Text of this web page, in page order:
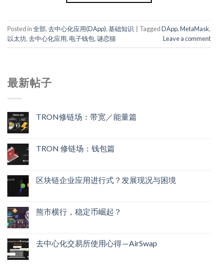
Posted in全部,去中心化应用(DApp),基础知识 TaggedDApp,MetaMask,
以太坊,去中心化应用, 电子钱包,谜恋猫 Leave a comment
最新帖子
TRON修链场：带宽／能量篇
TRON 修链场：钱包篇
区块链企业应用进行式？发展现况与困境
熊市横行，稳定币崛起？
去中心化交易所使用心得 — AirSwap